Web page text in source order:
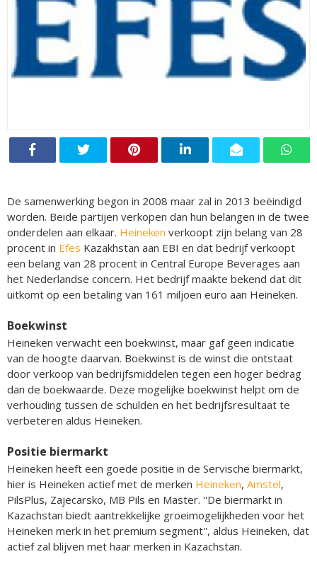
De samenwerking begon in 2008 maar zal in 2013 beëindigd
worden. Beide partijen verkopen dan hun belangen in de twee
onderdelen aan elkaar. Heineken verkoopt zijn belang van 28
procent in Efes Kazakhstan aan EBI en dat bedrijf verkoopt
een belang van 28 procent in Central Europe Beverages aan
het Nederlandse concern. Het bedrijf maakte bekend dat dit
uitkomt op een betaling van 161 miljoen euro aan Heineken.
Boekwinst
Heineken verwacht een boekwinst, maar gaf geen indicatie
van de hoogte daarvan. Boekwinst is de winst die ontstaat
door verkoop van bedrijfsmiddelen tegen een hoger bedrag
dan de boekwaarde. Deze mogelijke boekwinst helpt om de
verhouding tussen de schulden en het bedrijfsresultaat te
verbeteren aldus Heineken.
Positie biermarkt
Heineken heeft een goede positie in de Servische biermarkt,
hier is Heineken actief met de merken Heineken, Amstel,
PilsPlus, Zajecarsko, MB Pils en Master. ''De biermarkt in
Kazachstan biedt aantrekkelijke groeimogelijkheden voor het
Heineken merk in het premium segment'', aldus Heineken, dat
actief zal blijven met haar merken in Kazachstan.